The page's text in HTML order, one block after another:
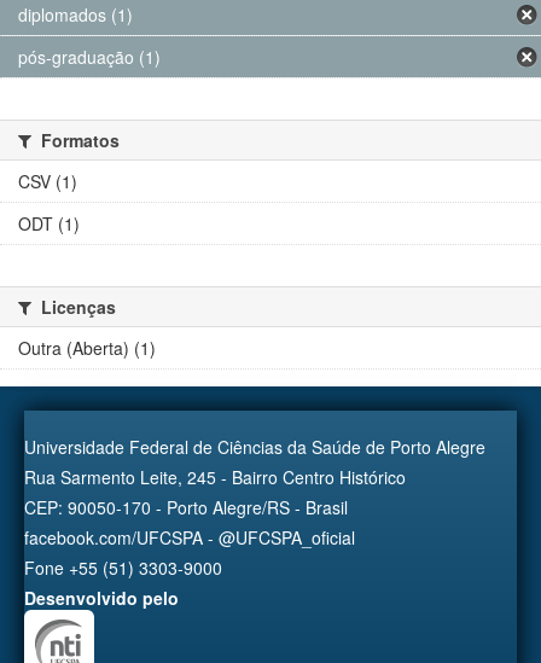
diplomados (1)
pós-graduação (1)
Formatos
CSV (1)
ODT (1)
Licenças
Outra (Aberta) (1)
Universidade Federal de Ciências da Saúde de Porto Alegre
Rua Sarmento Leite, 245 - Bairro Centro Histórico
CEP: 90050-170 - Porto Alegre/RS - Brasil
facebook.com/UFCSPA - @UFCSPA_oficial
Fone +55 (51) 3303-9000
Desenvolvido pelo